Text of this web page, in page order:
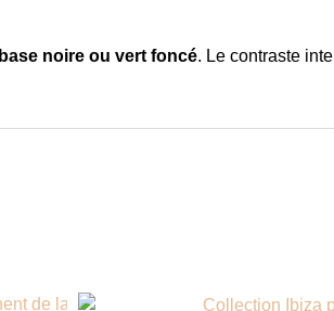
base noire ou vert foncé. Le contraste